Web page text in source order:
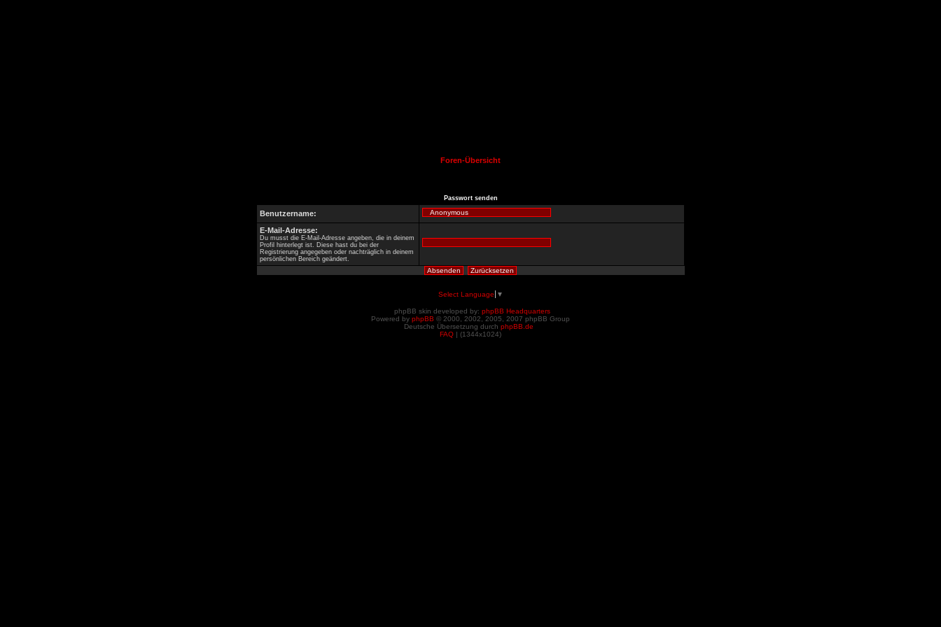
Foren-Übersicht
Passwort senden
Benutzername:
E-Mail-Adresse:
Du musst die E-Mail-Adresse angeben, die in deinem
Profil hinterlegt ist. Diese hast du bei der
Registrierung angegeben oder nachträglich in deinem
persönlichen Bereich geändert.
Select Language ▼
phpBB skin developed by: phpBB Headquarters
Powered by phpBB © 2000, 2002, 2005, 2007 phpBB Group
Deutsche Übersetzung durch phpBB.de
FAQ | (1344x1024)